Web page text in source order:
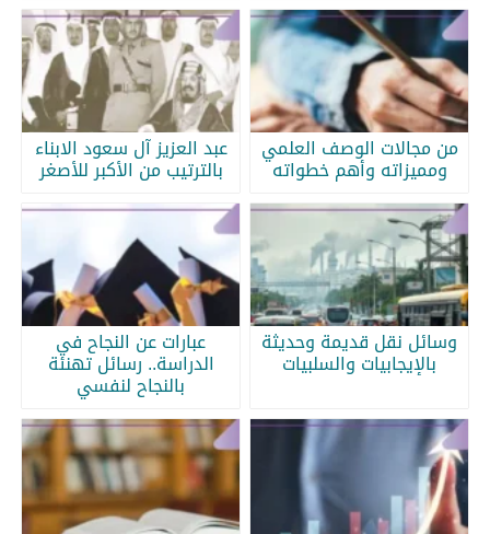
من مجالات الوصف العلمي
ومميزاته وأهم خطواته
عبد العزيز آل سعود الابناء
بالترتيب من الأكبر للأصغر
وسائل نقل قديمة وحديثة
بالإيجابيات والسلبيات
عبارات عن النجاح في
الدراسة.. رسائل تهنئة
بالنجاح لنفسي